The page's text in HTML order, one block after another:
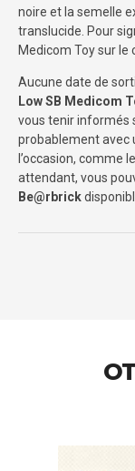
noire et la semelle
translucide. Pour
Medicom Toy sur le
Aucune date de
Low SB Medicom
vous tenir informés
probablement avec
l’occasion, comme
attendant, vous
Be@rbrick